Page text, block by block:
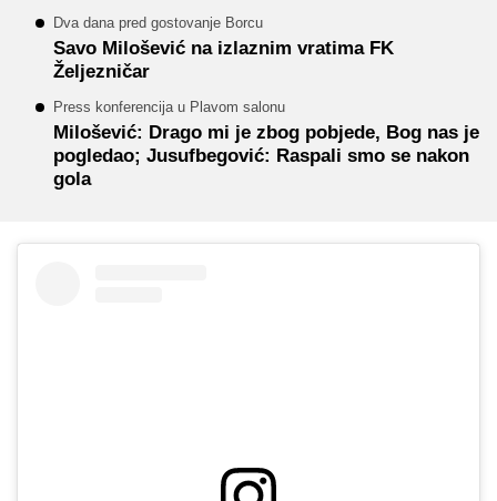
Dva dana pred gostovanje Borcu
Savo Milošević na izlaznim vratima FK
Željezničar
Press konferencija u Plavom salonu
Milošević: Drago mi je zbog pobjede, Bog nas je
pogledao; Jusufbegović: Raspali smo se nakon
gola